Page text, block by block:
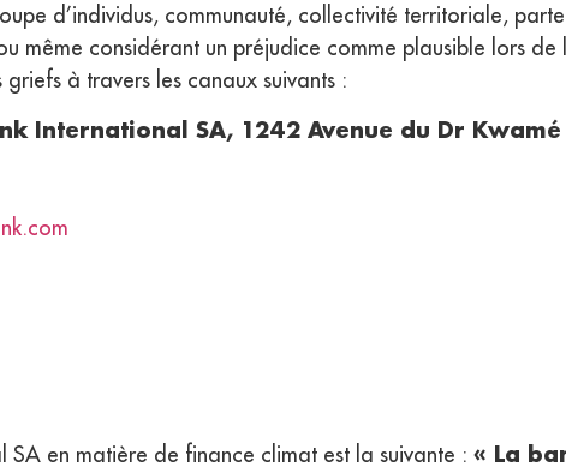
d’individus, communauté, collectivité territoriale,
même considérant un préjudice comme plausible lors
à travers les canaux suivants :
International SA, 1242 Avenue du Dr
SA en matière de finance climat est la suivante : « La